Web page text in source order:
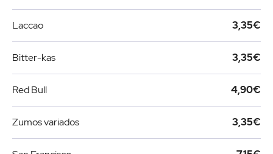
Laccao 3,35€
Bitter-kas 3,35€
Red Bull 4,90€
Zumos variados 3,35€